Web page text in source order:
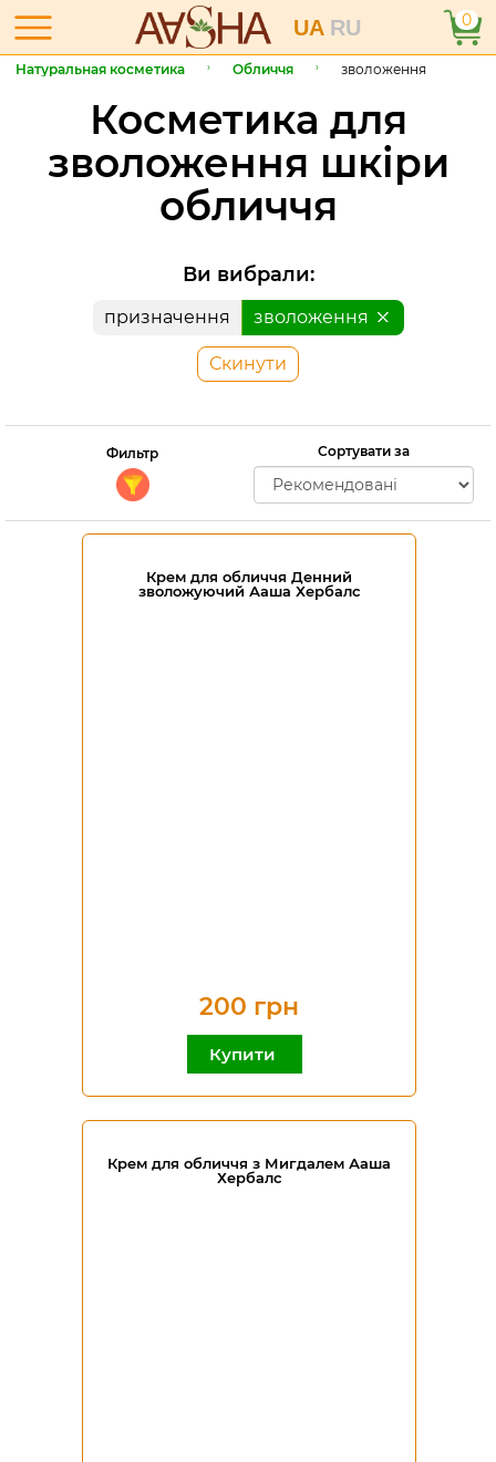
UA RU 0
Натуральная косметика Обличчя зволоження
Косметика для
зволоження шкіри
обличчя
Ви вибрали:
призначення зволоження
Скинути
Фильтр Сортувати за
Крем для обличчя Денний
зволожуючий Ааша Хербалс
200 грн
Купити
Крем для обличчя з Мигдалем Ааша
Хербалс